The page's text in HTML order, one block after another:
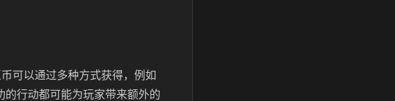
可以通过多种方式获得，例如
行动都可能为玩家带来额外的